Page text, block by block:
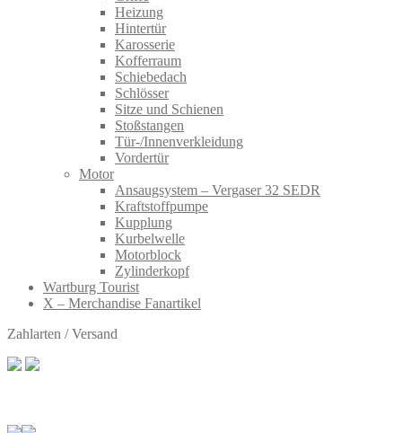
Heizung
Hintertür
Karosserie
Kofferraum
Schiebedach
Schlösser
Sitze und Schienen
Stoßstangen
Tür-/Innenverkleidung
Vordertür
Motor
Ansaugsystem – Vergaser 32 SEDR
Kraftstoffpumpe
Kupplung
Kurbelwelle
Motorblock
Zylinderkopf
Wartburg Tourist
X – Merchandise Fanartikel
Zahlarten / Versand